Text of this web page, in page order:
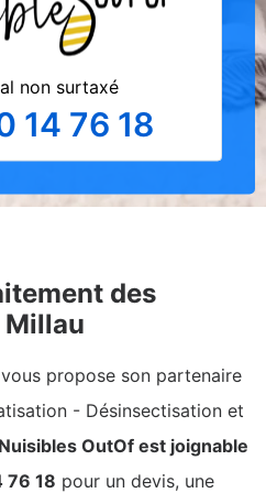
non surtaxé
14 76 18
des
Millau
propose son partenaire
- Désinsectisation et
OutOf est joignable
76 18 pour un devis, une